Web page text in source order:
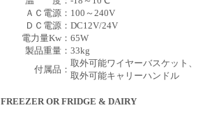
ＡＣ電源： 100～240V
ＤＣ電源： DC12V/24V
電力量Kw： 65W
製品重量： 33kg
付属品：
取外可能ワイヤーバスケット、
取外可能キャリーハンドル
FREEZER OR FRIDGE & DAIRY